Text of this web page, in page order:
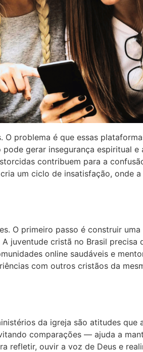
problema é que essas
gerar insegurança espiritual
contribuem para a
um ciclo de insatisfação, onde
O primeiro passo é construir
juventude cristã no Brasil precisa
online saudáveis e
com outros cristãos da
da igreja são atitudes que
comparações — ajuda a
refletir, ouvir a voz de Deus e